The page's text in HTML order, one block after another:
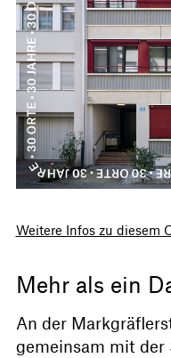
Weitere Infos zu diesem
Mehr als ein
An der
gemeinsam mit